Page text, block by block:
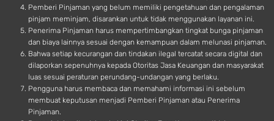
Pemberi Pinjaman yang belum memiliki pengetahuan dan pengalaman
pinjam meminjam, disarankan untuk tidak menggunakan layanan ini.
Penerima Pinjaman harus mempertimbangkan tingkat bunga pinjaman
dan biaya lainnya sesuai dengan kemampuan dalam melunasi pinjaman.
Bahwa setiap kecurangan dan tindakan ilegal tercatat secara digital dan
dilaporkan sepenuhnya kepada Otoritas Jasa Keuangan dan masyarakat
luas sesuai peraturan perundang-undangan yang berlaku.
Pengguna harus membaca dan memahami informasi ini sebelum
membuat keputusan menjadi Pemberi Pinjaman atau Penerima
Pinjaman.